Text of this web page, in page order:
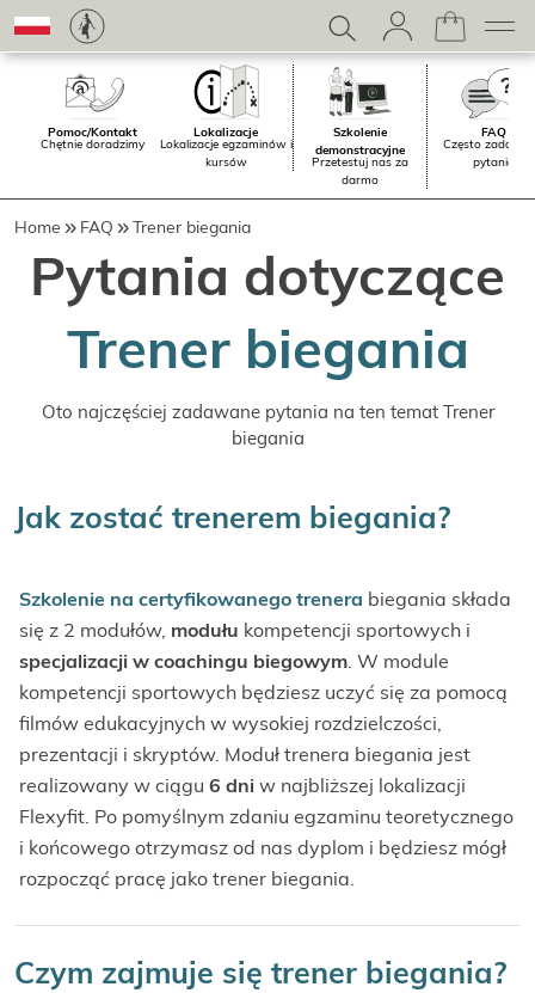
Pomoc/Kontakt
Chętnie doradzimy
Lokalizacje
Lokalizacje egzaminów i
kursów
Szkolenie
demonstracyjne
Przetestuj nas za
darmo
FAQ
Często
pytania
Home FAQ Trener biegania
Pytania dotyczące
Trener biegania
Oto najczęściej zadawane pytania na ten temat Trener
biegania
Jak zostać trenerem biegania?
Szkolenie na certyfikowanego trenera biegania składa
się z 2 modułów, modułu kompetencji sportowych i
specjalizacji w coachingu biegowym. W module
kompetencji sportowych będziesz uczyć się za pomocą
filmów edukacyjnych w wysokiej rozdzielczości,
prezentacji i skryptów. Moduł trenera biegania jest
realizowany w ciągu 6 dni w najbliższej lokalizacji
Flexyfit. Po pomyślnym zdaniu egzaminu teoretycznego
i końcowego otrzymasz od nas dyplom i będziesz mógł
rozpocząć pracę jako trener biegania.
Czym zajmuje się trener biegania?